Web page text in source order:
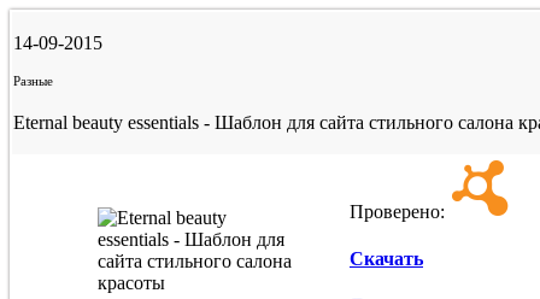
14-09-2015
Разные
Eternal beauty essentials - Шаблон для сайта стильного салона
Проверено:
Скачать